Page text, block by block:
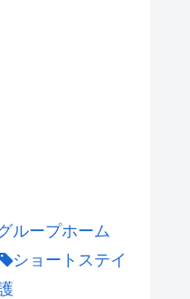
ループホーム
ショートステイ